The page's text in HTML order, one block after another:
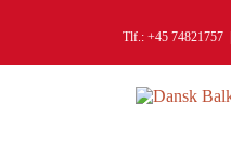
Tlf.: +45 74821757